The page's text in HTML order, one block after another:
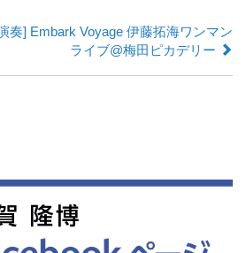
奏] Embark Voyage 伊藤拓海ワンマン
ライブ@梅田ピカデリー